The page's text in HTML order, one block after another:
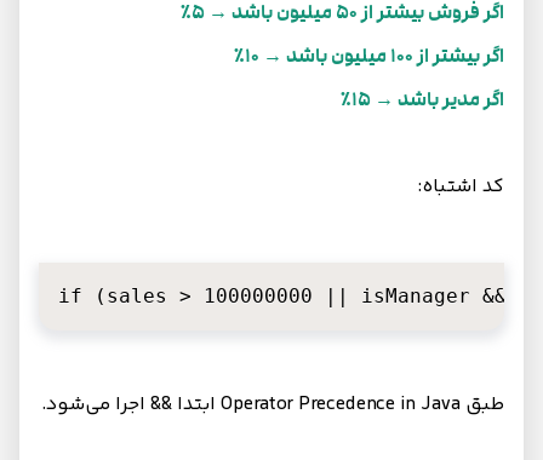
اگر فروش بیشتر از 50 میلیون باشد → 5٪
اگر بیشتر از 100 میلیون باشد → 10٪
اگر مدیر باشد → 15٪
کد اشتباه:
if (sales > 100000000 || isManager &&
طبق Operator Precedence in Java ابتدا && اجرا می‌شود.